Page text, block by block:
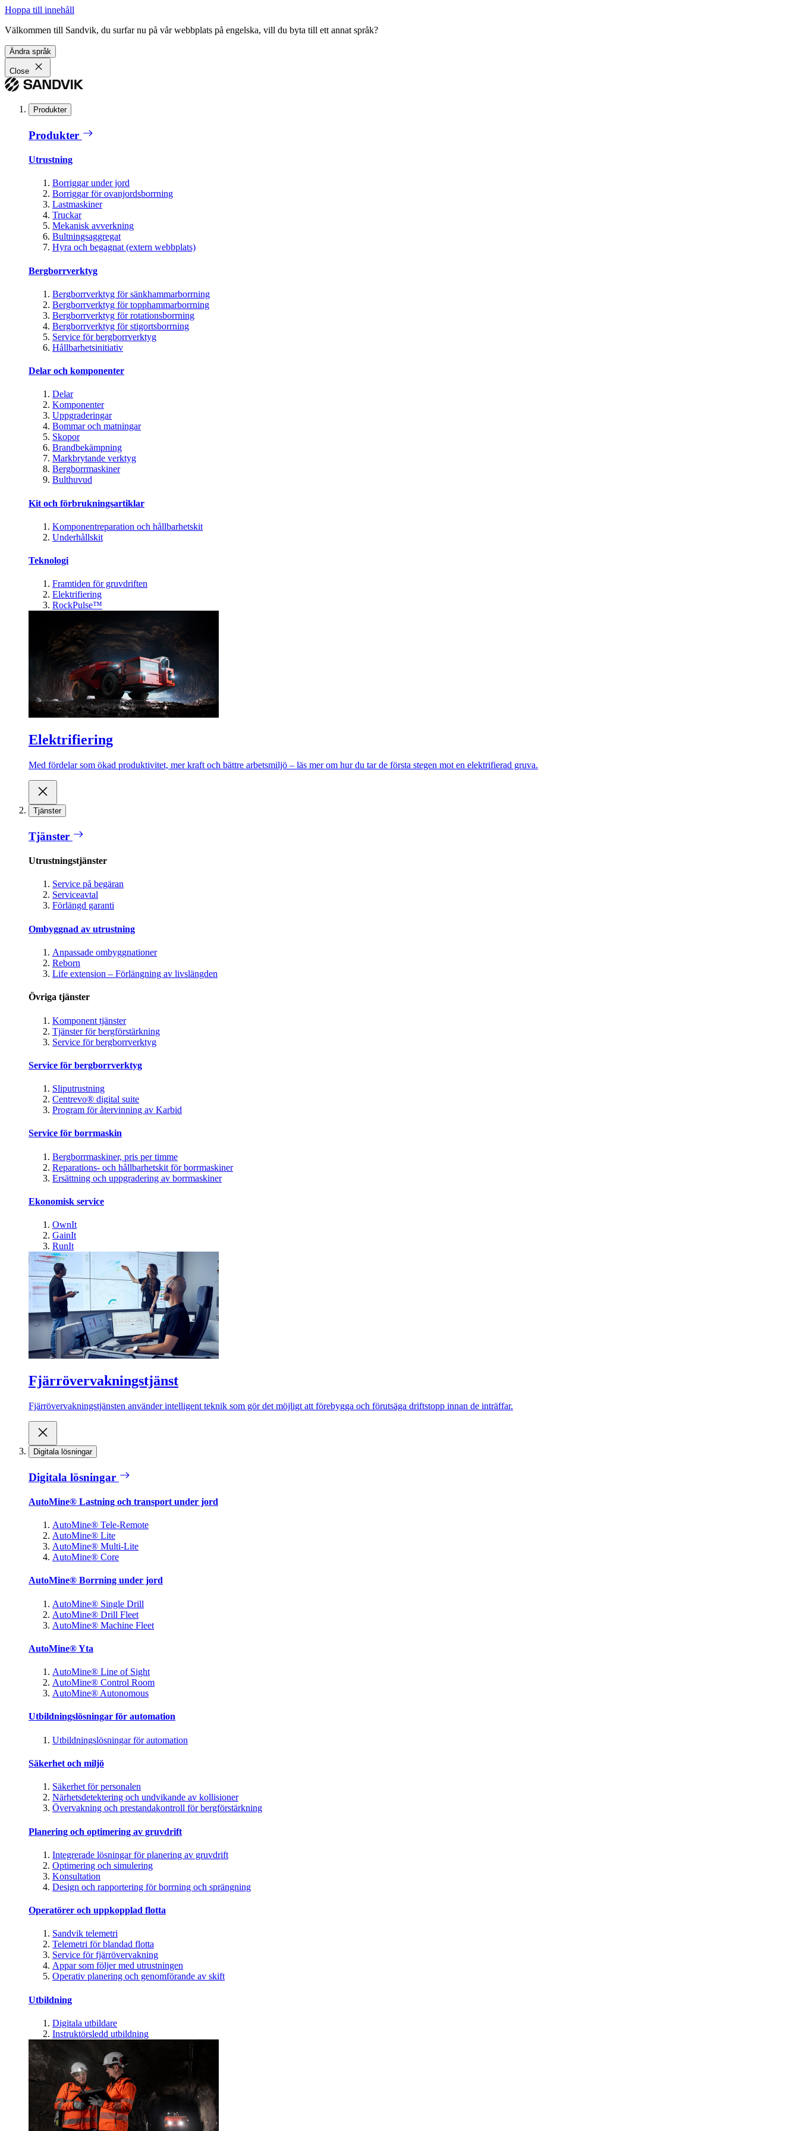
Hoppa till innehåll
Välkommen till Sandvik, du surfar nu på vår webbplats på engelska, vill du byta till ett annat språk?
Ändra språk
Close
Produkter
Produkter
Utrustning
Borriggar under jord
Borriggar för ovanjordsborrning
Lastmaskiner
Truckar
Mekanisk avverkning
Bultningsaggregat
Hyra och begagnat (extern webbplats)
Bergborrverktyg
Bergborrverktyg för sänkhammarborrning
Bergborrverktyg för topphammarborrning
Bergborrverktyg för rotationsborrning
Bergborrverktyg för stigortsborrning
Service för bergborrverktyg
Hållbarhetsinitiativ
Delar och komponenter
Delar
Komponenter
Uppgraderingar
Bommar och matningar
Skopor
Brandbekämpning
Markbrytande verktyg
Bergborrmaskiner
Bulthuvud
Kit och förbrukningsartiklar
Komponentreparation och hållbarhetskit
Underhållskit
Teknologi
Framtiden för gruvdriften
Elektrifiering
RockPulse™
Elektrifiering
Med fördelar som ökad produktivitet, mer kraft och bättre arbetsmiljö – läs mer om hur du tar de första stegen mot en elektrifierad gruva.
Tjänster
Tjänster
Utrustningstjänster
Service på begäran
Serviceavtal
Förlängd garanti
Ombyggnad av utrustning
Anpassade ombyggnationer
Reborn
Life extension – Förlängning av livslängden
Övriga tjänster
Komponent tjänster
Tjänster för bergförstärkning
Service för bergborrverktyg
Service för bergborrverktyg
Sliputrustning
Centrevo® digital suite
Program för återvinning av Karbid
Service för borrmaskin
Bergborrmaskiner, pris per timme
Reparations- och hållbarhetskit för borrmaskiner
Ersättning och uppgradering av borrmaskiner
Ekonomisk service
OwnIt
GainIt
RunIt
Fjärrövervakningstjänst
Fjärrövervakningstjänsten använder intelligent teknik som gör det möjligt att förebygga och förutsäga driftstopp innan de inträffar.
Digitala lösningar
Digitala lösningar
AutoMine® Lastning och transport under jord
AutoMine® Tele-Remote
AutoMine® Lite
AutoMine® Multi-Lite
AutoMine® Core
AutoMine® Borrning under jord
AutoMine® Single Drill
AutoMine® Drill Fleet
AutoMine® Machine Fleet
AutoMine® Yta
AutoMine® Line of Sight
AutoMine® Control Room
AutoMine® Autonomous
Utbildningslösningar för automation
Utbildningslösningar för automation
Säkerhet och miljö
Säkerhet för personalen
Närhetsdetektering och undvikande av kollisioner
Övervakning och prestandakontroll för bergförstärkning
Planering och optimering av gruvdrift
Integrerade lösningar för planering av gruvdrift
Optimering och simulering
Konsultation
Design och rapportering för borrning och sprängning
Operatörer och uppkopplad flotta
Sandvik telemetri
Telemetri för blandad flotta
Service för fjärrövervakning
Appar som följer med utrustningen
Operativ planering och genomförande av skift
Utbildning
Digitala utbildare
Instruktörsledd utbildning